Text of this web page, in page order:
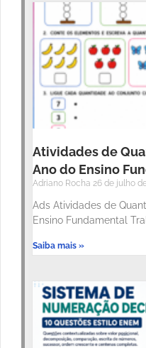
Atividades de
Ano do Ensino
Adriano Rocha 26 de julho
Ads Atividades de
Ensino Fundamental
Saiba mais »